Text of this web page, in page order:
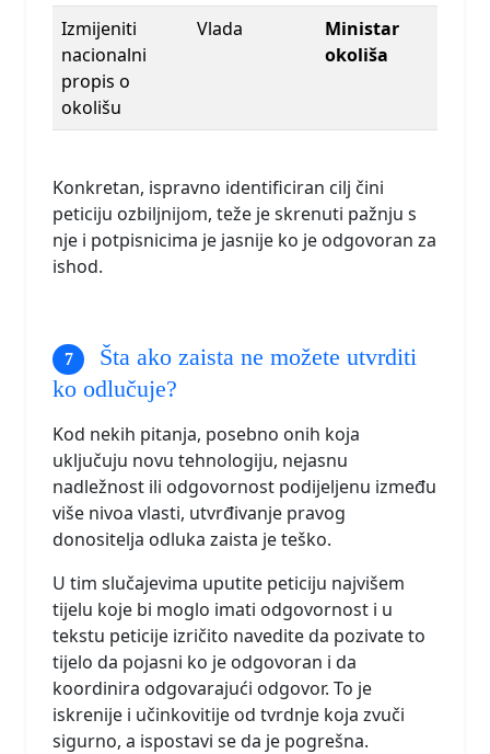
Izmijeniti
nacionalni
propis o
okolišu
Vlada
Ministar
okoliša
Konkretan, ispravno identificiran cilj čini
peticiju ozbiljnijom, teže je skrenuti pažnju s
nje i potpisnicima je jasnije ko je odgovoran za
ishod.
Šta ako zaista ne možete utvrditi
ko odlučuje?
Kod nekih pitanja, posebno onih koja
uključuju novu tehnologiju, nejasnu
nadležnost ili odgovornost podijeljenu između
više nivoa vlasti, utvrđivanje pravog
donositelja odluka zaista je teško.
U tim slučajevima uputite peticiju najvišem
tijelu koje bi moglo imati odgovornost i u
tekstu peticije izričito navedite da pozivate to
tijelo da pojasni ko je odgovoran i da
koordinira odgovarajući odgovor. To je
iskrenije i učinkovitije od tvrdnje koja zvuči
sigurno, a ispostavi se da je pogrešna.